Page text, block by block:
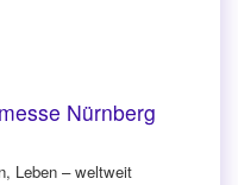
Nürnberg
Leben – weltweit